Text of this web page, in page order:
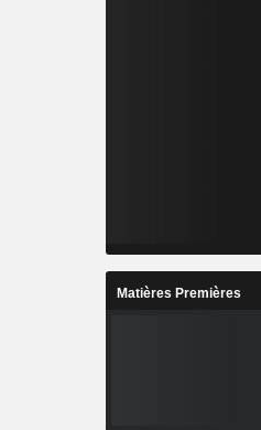
Matières Premières